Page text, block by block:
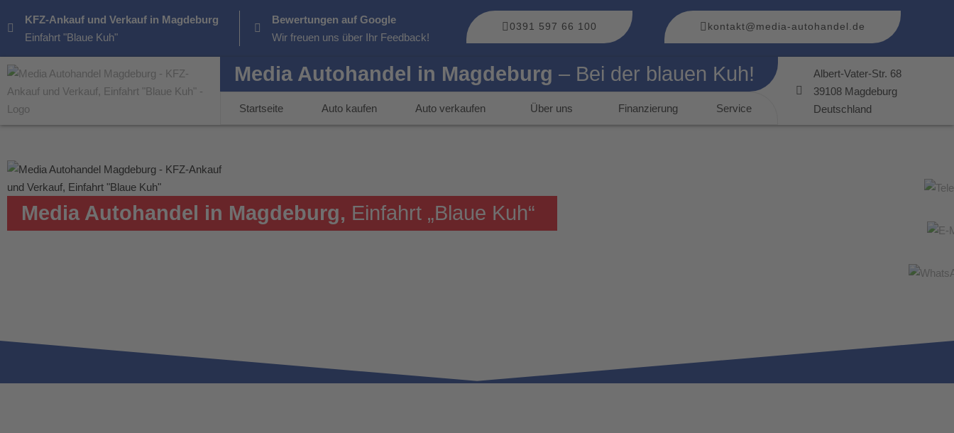
KFZ-Ankauf und Verkauf in Magdeburg
Einfahrt "Blaue Kuh"
Bewertungen auf Google
Wir freuen uns über Ihr Feedback!
0391 597 66 100 kontakt@media-autohandel.de
Media Autohandel in Magdeburg – Bei der blauen Kuh!
Startseite Auto kaufen Auto verkaufen Über uns Finanzierung Service
Albert-Vater-Str. 68
39108 Magdeburg
Deutschland
Media Autohandel in Magdeburg, Einfahrt „Blaue Kuh“